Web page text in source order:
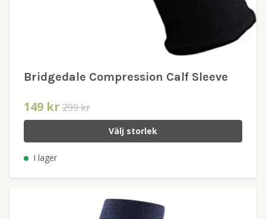
Bridgedale Compression Calf Sleeve
149 kr 299 kr
Välj storlek
I lager